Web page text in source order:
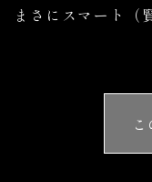
まさにスマート（